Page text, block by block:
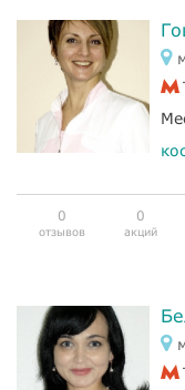
0
отзывов
0
акций